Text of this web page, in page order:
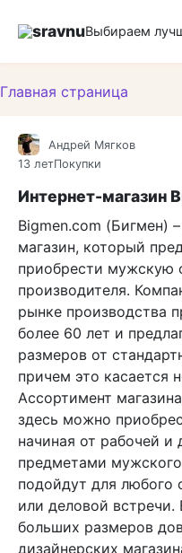
sravnuВыбираем
Главная страница
Андрей Мягков
13 летПокупки
Интернет-магазин
Bigmen.com (Бигмен)
магазин, который
приобрести мужскую
производителя.
рынке производства
более 60 лет и
размеров от
причем это касается
Ассортимент
здесь можно
начиная от рабочей и
предметами
подойдут для любого
или деловой
больших размеров
дизайнерских